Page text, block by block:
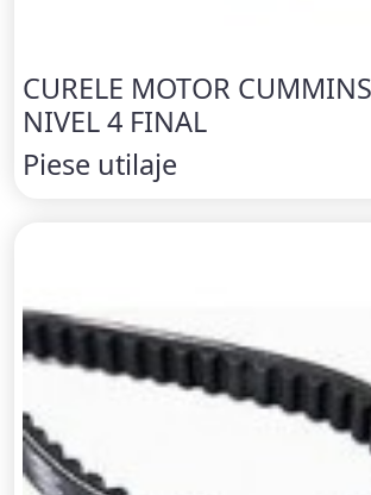
CURELE MOTOR
NIVEL 4 FINAL
Piese utilaje